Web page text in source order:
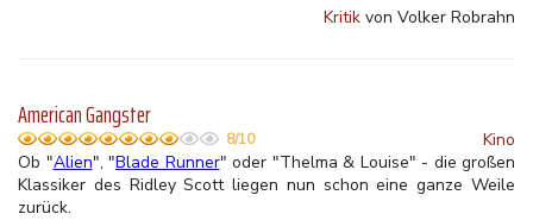
Kritik von Volker Robrahn
American Gangster
8/10
Kino
Ob "Alien", "Blade Runner" oder "Thelma & Louise" - die großen
Klassiker des Ridley Scott liegen nun schon eine ganze Weile
zurück.